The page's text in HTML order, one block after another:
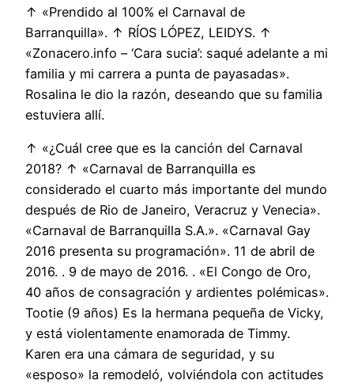
↑ «Prendido al 100% el Carnaval de
Barranquilla». ↑ RÍOS LÓPEZ, LEIDYS. ↑
«Zonacero.info – ‘Cara sucia’: saqué adelante a mi
familia y mi carrera a punta de payasadas».
Rosalina le dio la razón, deseando que su familia
estuviera allí.
↑ «¿Cuál cree que es la canción del Carnaval
2018? ↑ «Carnaval de Barranquilla es
considerado el cuarto más importante del mundo
después de Rio de Janeiro, Veracruz y Venecia».
«Carnaval de Barranquilla S.A.». «Carnaval Gay
2016 presenta su programación». 11 de abril de
2016. . 9 de mayo de 2016. . «El Congo de Oro,
40 años de consagración y ardientes polémicas».
Tootie (9 años) Es la hermana pequeña de Vicky,
y está violentamente enamorada de Timmy.
Karen era una cámara de seguridad, y su
«esposo» la remodeló, volviéndola con actitudes